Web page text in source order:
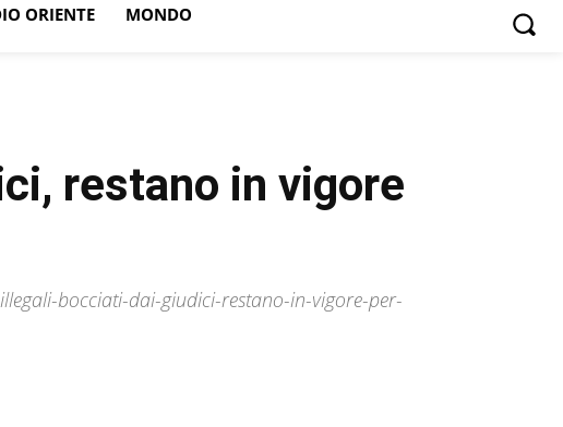
ORIENTE
MONDO
restano in vigore
bocciati-dai-giudici-restano-in-vigore-per-